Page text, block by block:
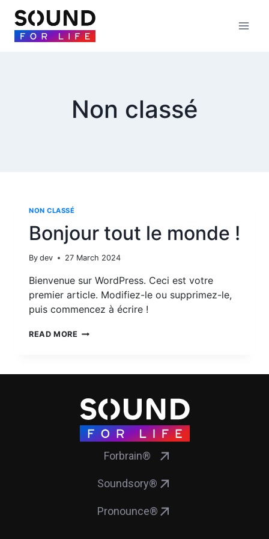
Non classé
NON CLASSÉ
Bonjour tout le monde !
By dev 27 March 2024
Bienvenue sur WordPress. Ceci est votre
premier article. Modifiez-le ou supprimez-le,
puis commencez à écrire !
READ MORE
Forbrain®
Soundsory®
Pronounce®